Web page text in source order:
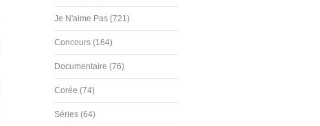
Je N'aime Pas (721)
Concours (164)
Documentaire (76)
Corée (74)
Séries (64)